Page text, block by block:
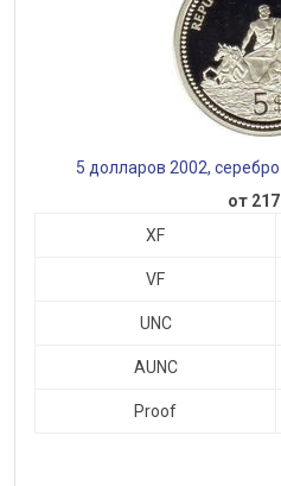
5 долларов 2002,
от
XF
VF
UNC
AUNC
Proof